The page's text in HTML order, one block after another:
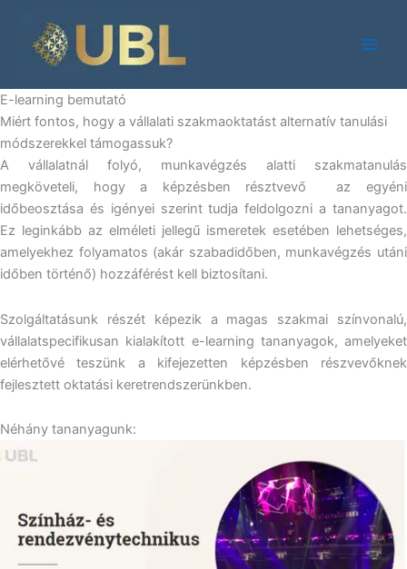
content
E-learning bemutató
Miért fontos, hogy a vállalati szakmaoktatást alternatív tanulási
módszerekkel támogassuk?
A vállalatnál folyó, munkavégzés alatti szakmatanulás
megköveteli, hogy a képzésben résztvevő az egyéni
időbeosztása és igényei szerint tudja feldolgozni a tananyagot.
Ez leginkább az elméleti jellegű ismeretek esetében lehetséges,
amelyekhez folyamatos (akár szabadidőben, munkavégzés utáni
időben történő) hozzáférést kell biztosítani.
Szolgáltatásunk részét képezik a magas szakmai színvonalú,
vállalatspecifikusan kialakított e-learning tananyagok, amelyeket
elérhetővé teszünk a kifejezetten képzésben részvevőknek
fejlesztett oktatási keretrendszerünkben.
Néhány tananyagunk: